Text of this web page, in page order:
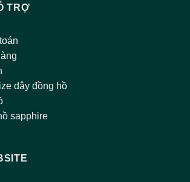
TRỢ
dây đồng hồ
sapphire